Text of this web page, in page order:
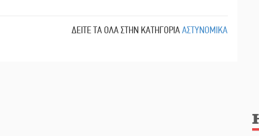
ΔΕΙΤΕ ΤΑ ΟΛΑ ΣΤΗΝ ΚΑΤΗΓΟΡΙΑΑΣΤΥΝΟΜΙΚΑ